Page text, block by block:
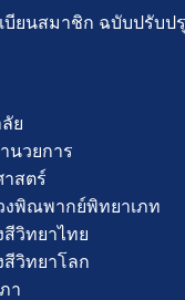
บียนสมาชิก ฉบับปรับ
ย
นวยการ
สตร์
งพิณพากย์พิทยาเภท
วิทยาไทย
วิทยาโลก
า